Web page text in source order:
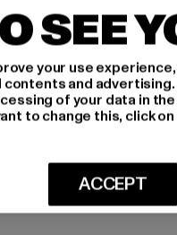
SEE
your use
and
of your data in
to change this, click
ACCEPT